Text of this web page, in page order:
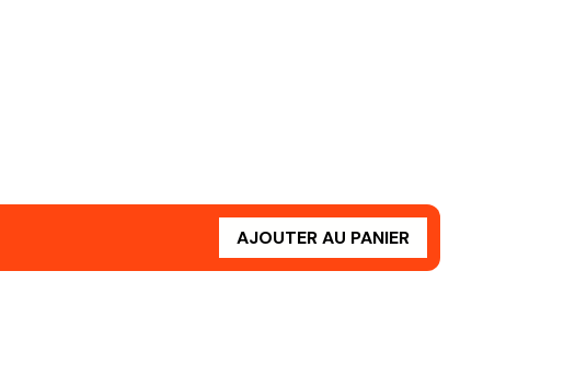
AJOUTER AU PANIER